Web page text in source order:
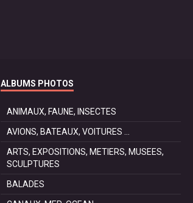
ALBUMS PHOTOS
ANIMAUX, FAUNE, INSECTES
AVIONS, BATEAUX, VOITURES ...
ARTS, EXPOSITIONS, METIERS, MUSEES,
SCULPTURES
BALADES